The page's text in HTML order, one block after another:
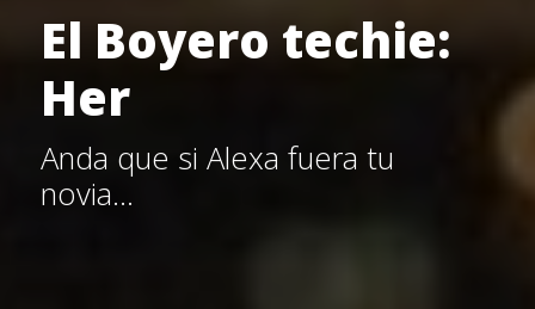
El Boyero techie:
Her
Anda que si Alexa fuera tu
novia…